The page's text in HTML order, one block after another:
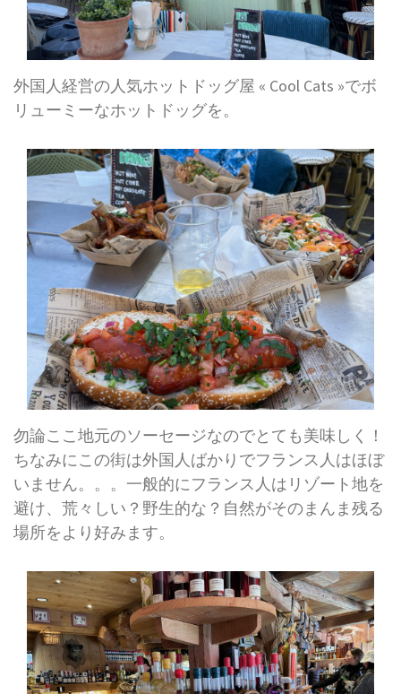
外国人経営の人気ホットドッグ屋 « Cool Cats »でボ
リューミーなホットドッグを。
勿論ここ地元のソーセージなのでとても美味しく！
ちなみにこの街は外国人ばかりでフランス人はほぼ
いません。。。一般的にフランス人はリゾート地を
避け、荒々しい？野生的な？自然がそのまんま残る
場所をより好みます。